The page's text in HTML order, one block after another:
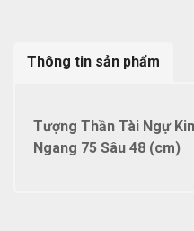
Thông tin sản phẩm
Tượng Thần Tài Ngự
Ngang 75 Sâu 48 (cm)